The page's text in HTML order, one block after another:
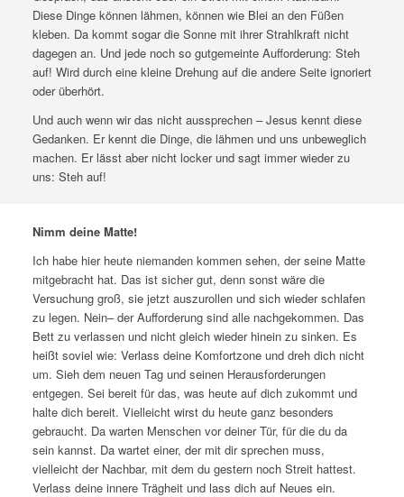
Diese Dinge können lähmen, können wie Blei an den Füßen
kleben. Da kommt sogar die Sonne mit ihrer Strahlkraft nicht
dagegen an. Und jede noch so gutgemeinte Aufforderung: Steh
auf! Wird durch eine kleine Drehung auf die andere Seite ignoriert
oder überhört.
Und auch wenn wir das nicht aussprechen – Jesus kennt diese
Gedanken. Er kennt die Dinge, die lähmen und uns unbeweglich
machen. Er lässt aber nicht locker und sagt immer wieder zu
uns: Steh auf!
Nimm deine Matte!
Ich habe hier heute niemanden kommen sehen, der seine Matte
mitgebracht hat. Das ist sicher gut, denn sonst wäre die
Versuchung groß, sie jetzt auszurollen und sich wieder schlafen
zu legen. Nein– der Aufforderung sind alle nachgekommen. Das
Bett zu verlassen und nicht gleich wieder hinein zu sinken. Es
heißt soviel wie: Verlass deine Komfortzone und dreh dich nicht
um. Sieh dem neuen Tag und seinen Herausforderungen
entgegen. Sei bereit für das, was heute auf dich zukommt und
halte dich bereit. Vielleicht wirst du heute ganz besonders
gebraucht. Da warten Menschen vor deiner Tür, für die du da
sein kannst. Da wartet einer, der mit dir sprechen muss,
vielleicht der Nachbar, mit dem du gestern noch Streit hattest.
Verlass deine innere Trägheit und lass dich auf Neues ein.